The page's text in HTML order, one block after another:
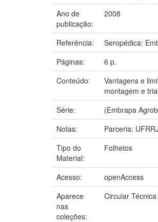
Ano de
publicação:
2008
Referência:
Seropédica:
Páginas:
6 p.
Conteúdo:
Vantagens e
montagem e
Série:
(Embrapa
Notas:
Parceria:
Tipo do
Material:
Folhetos
Acesso:
openAccess
Aparece
nas
coleções:
Circular Técnica